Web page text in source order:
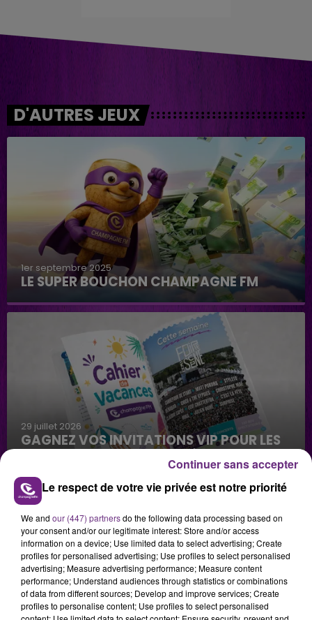
D'AUTRES JEUX
1er septembre 2025
LE SUPER BOUCHON CHAMPAGNE FM
29 juillet 2026
GAGNEZ VOS INVITATIONS VIP POUR LES
CONCERTS DE FOIRE EN SCÈNE 2026
29 juillet 2026
GAGNEZ VOTRE SÉJOUR AU CENTER
PARCS DU LAC D’AILETTE AVEC
Le respect de votre vie privée est notre priorité
We and our (447) partnersdo the following data processing based on
your consent and/or our legitimate interest: Store and/or access
information on a device; Use limited data to select advertising; Create
profiles for personalised advertising; Use profiles to select personalised
advertising; Measure advertising performance; Measure content
performance; Understand audiences through statistics or combinations
of data from different sources; Develop and improve services; Create
profiles to personalise content; Use profiles to select personalised
Continuer sans accepter